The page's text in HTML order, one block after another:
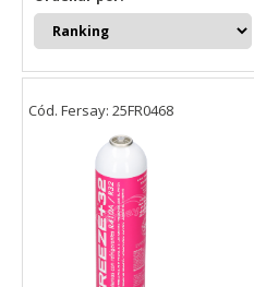
Cód. Fersay: 25FR0468